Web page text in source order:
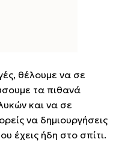
θέλουμε να σε
τα πιθανά
και να σε
να δημιουργήσεις
έχεις ήδη στο σπίτι.